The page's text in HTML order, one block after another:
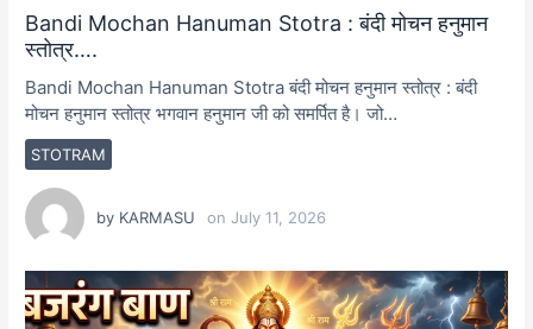
Bandi Mochan Hanuman Stotra : बंदी मोचन हनुमान
स्तोत्र….
STOTRAM
Bandi Mochan Hanuman Stotra बंदी मोचन हनुमान स्तोत्र : बंदी
मोचन हनुमान स्तोत्र भगवान हनुमान जी को समर्पित है। जो…
by KARMASU onJuly 11, 2026